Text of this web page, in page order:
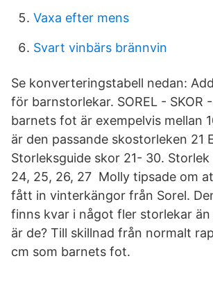
Vaxa efter mens
Svart vinbärs brännvin
Se konverteringstabell nedan:
för barnstorlekar. SOREL - SKOR
barnets fot är exempelvis mellan
är den passande skostorleken 21
Storleksguide skor 21- 30. Storlek
24, 25, 26, 27 Molly tipsade om
fått in vinterkängor från Sorel.
finns kvar i något fler storlekar än
är de? Till skillnad från normalt
cm som barnets fot.